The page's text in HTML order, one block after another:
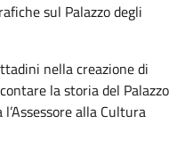
sul Palazzo degli
nella creazione di
la storia del Palazzo
alla Cultura